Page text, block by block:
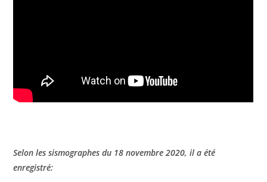
Selon les sismographes du 18 novembre 2020, il a été
enregistré: